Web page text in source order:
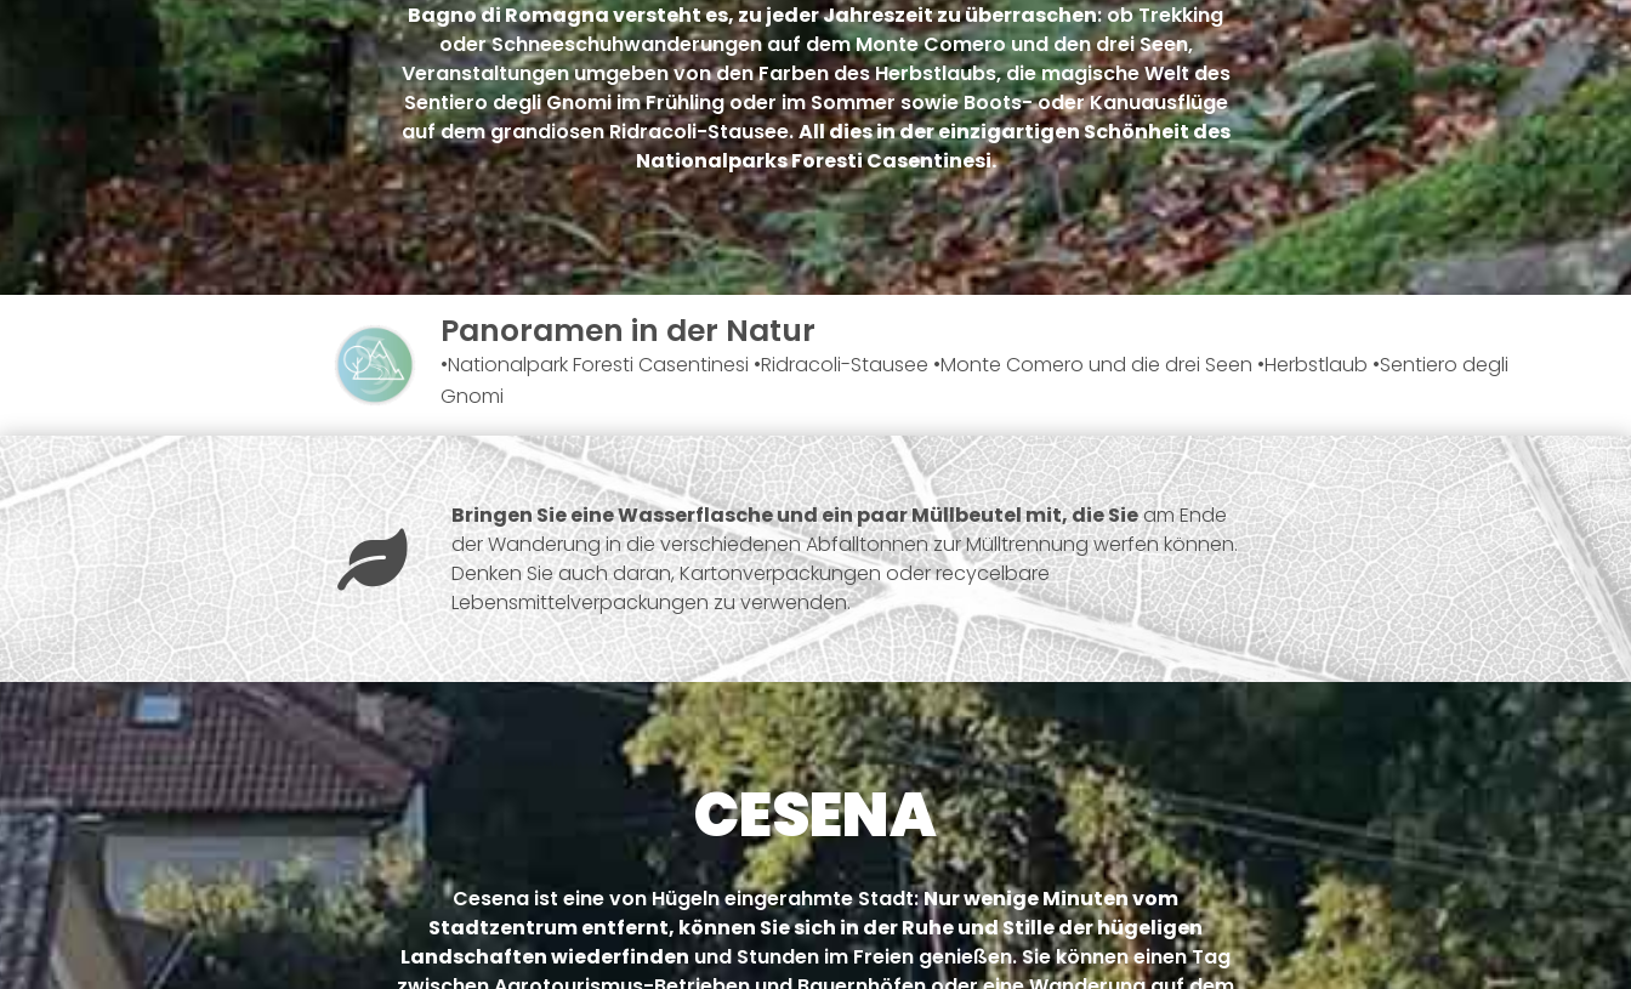
Bagno di Romagna versteht es, zu jeder Jahreszeit zu überraschen: ob Trekking
oder Schneeschuhwanderungen auf dem Monte Comero und den drei Seen,
Veranstaltungen umgeben von den Farben des Herbstlaubs, die magische Welt des
Sentiero degli Gnomi im Frühling oder im Sommer sowie Boots- oder Kanuausflüge
auf dem grandiosen Ridracoli-Stausee.All dies in der einzigartigen Schönheit des
Nationalparks Foresti Casentinesi.
Panoramen in der Natur
Nationalpark Foresti Casentinesi Ridracoli-Stausee Monte Comero und die drei Seen Herbstlaub Sentiero degli
Gnomi

Bringen Sie eine Wasserflasche und ein paar Müllbeutel mit, die Sieam Ende
der Wanderung in die verschiedenen Abfalltonnen zur Mülltrennung werfen können.
Denken Sie auch daran, Kartonverpackungen oder recycelbare
Lebensmittelverpackungen zu verwenden.
CESENA
Cesena ist eine von Hügeln eingerahmte Stadt:Nur wenige Minuten vom
Stadtzentrum entfernt, können Sie sich in der Ruhe und Stille der hügeligen
Landschaften wiederfinden und Stunden im Freien genießen. Sie können einen Tag